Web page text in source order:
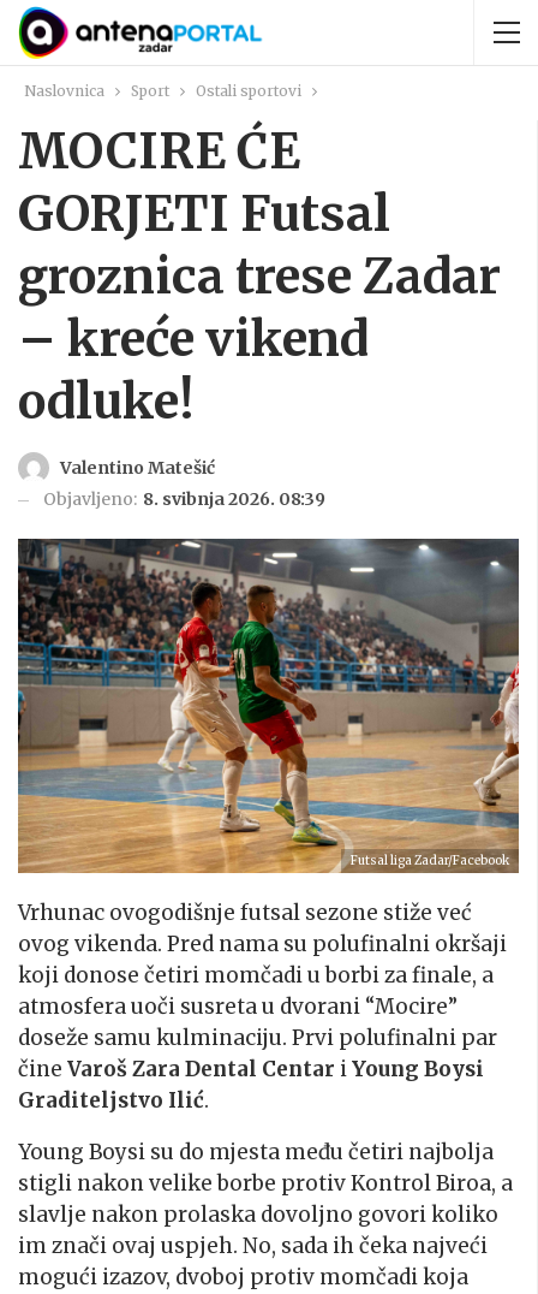
Naslovnica Sport Ostali sportovi
MOCIRE ĆE
GORJETI Futsal
groznica trese Zadar
– kreće vikend
odluke!
Valentino Matešić
Objavljeno: 8. svibnja 2026. 08:39
Futsal liga Zadar/Facebook
Vrhunac ovogodišnje futsal sezone stiže već
ovog vikenda. Pred nama su polufinalni okršaji
koji donose četiri momčadi u borbi za finale, a
atmosfera uoči susreta u dvorani “Mocire”
doseže samu kulminaciju. Prvi polufinalni par
čine Varoš Zara Dental Centar iYoung Boysi
Graditeljstvo Ilić.
Young Boysi su do mjesta među četiri najbolja
stigli nakon velike borbe protiv Kontrol Biroa, a
slavlje nakon prolaska dovoljno govori koliko
im znači ovaj uspjeh. No, sada ih čeka najveći
mogući izazov, dvoboj protiv momčadi koja